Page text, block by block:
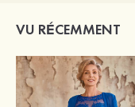
VU RÉCEMMENT